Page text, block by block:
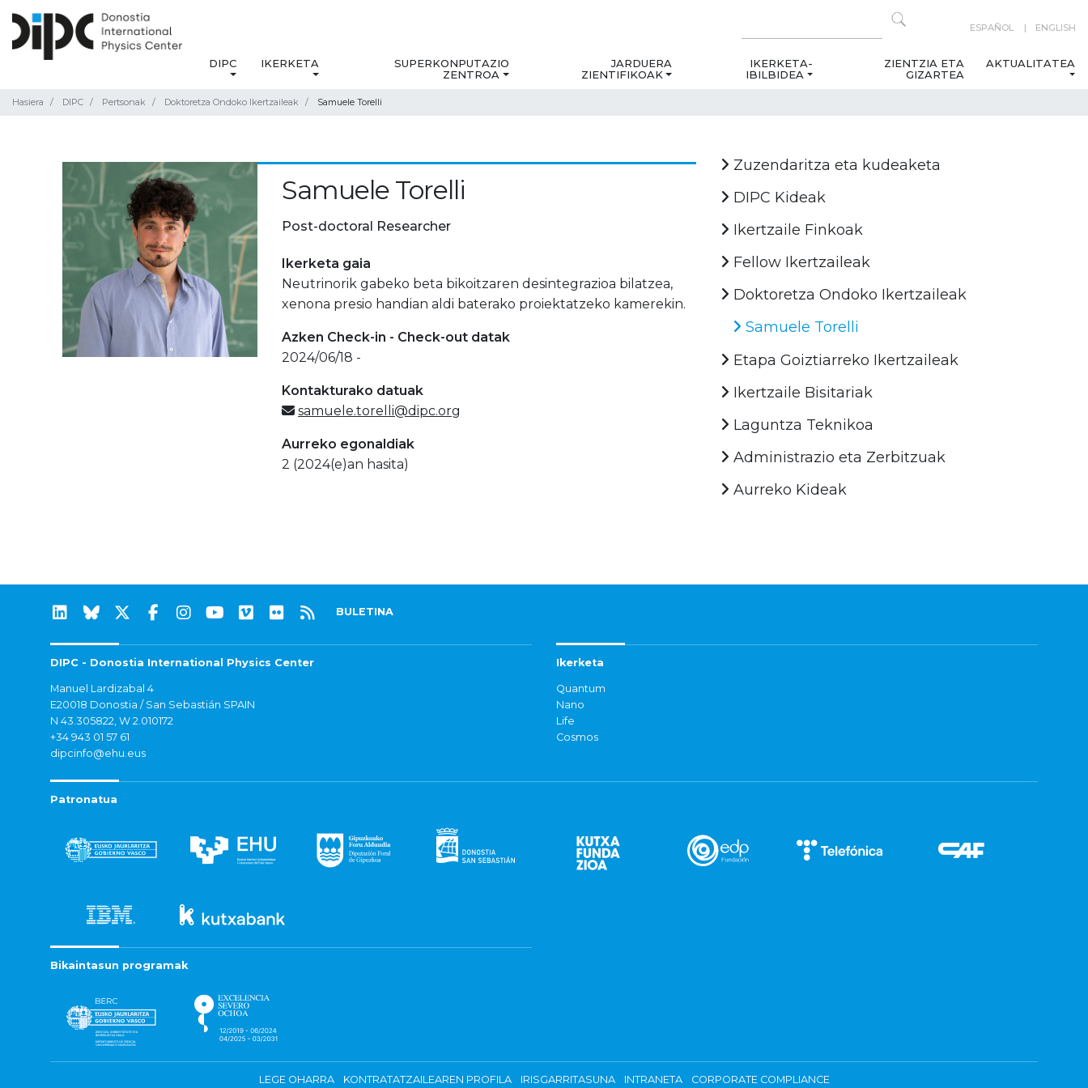
ESPAÑOL ENGLISH
DIPC IKERKETA
SUPERKONPUTAZIO
ZENTROA
JARDUERA
ZIENTIFIKOAK
IKERKETA-
IBILBIDEA
ZIENTZIA ETA
GIZARTEA
AKTUALITATEA
Hasiera DIPC Pertsonak Doktoretza Ondoko Ikertzaileak Samuele Torelli
Samuele Torelli
Post-doctoral Researcher
Ikerketa gaia
Neutrinorik gabeko beta bikoitzaren desintegrazioa bilatzea,
xenona presio handian aldi baterako proiektatzeko kamerekin.
Azken Check-in - Check-out datak
2024/06/18 -
Kontakturako datuak
samuele.torelli@dipc.org
Aurreko egonaldiak
2 (2024(e)an hasita)
Zuzendaritza eta kudeaketa
DIPC Kideak
Ikertzaile Finkoak
Fellow Ikertzaileak
Doktoretza Ondoko Ikertzaileak
Samuele Torelli
Etapa Goiztiarreko Ikertzaileak
Ikertzaile Bisitariak
Laguntza Teknikoa
Administrazio eta Zerbitzuak
Aurreko Kideak
BULETINA
DIPC - Donostia International Physics Center
Manuel Lardizabal 4
E20018 Donostia / San Sebastián SPAIN
N 43.305822, W 2.010172
+34 943 01 57 61
dipcinfo@ehu.eus
Ikerketa
Quantum
Nano
Life
Cosmos
Patronatua
Bikaintasun programak
LEGE OHARRA KONTRATATZAILEAREN PROFILA IRISGARRITASUNA INTRANETA CORPORATE COMPLIANCE